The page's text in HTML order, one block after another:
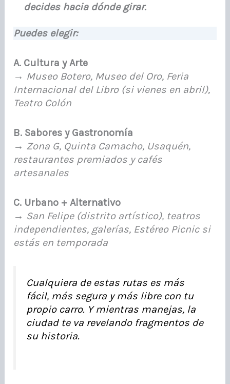
decides hacia dónde girar.
Puedes elegir:
A. Cultura y Arte
→ Museo Botero, Museo del Oro, Feria
Internacional del Libro (si vienes en abril),
Teatro Colón
B. Sabores y Gastronomía
→ Zona G, Quinta Camacho, Usaquén,
restaurantes premiados y cafés
artesanales
C. Urbano + Alternativo
→ San Felipe (distrito artístico), teatros
independientes, galerías, Estéreo Picnic si
estás en temporada
Cualquiera de estas rutas es más
fácil, más segura y más libre con tu
propio carro. Y mientras manejas, la
ciudad te va revelando fragmentos de
su historia.